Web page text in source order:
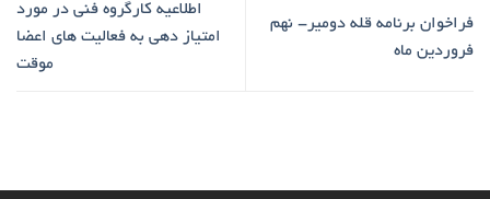
فراخوان برنامه قله دومیر- نهم
فروردین ماه
اطلاعیه کارگروه فنی در مورد
امتیاز دهی به فعالیت های اعضا
موقت